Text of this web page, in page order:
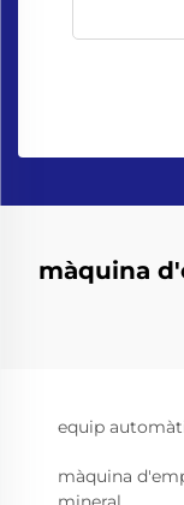
màquina
equip
màquina